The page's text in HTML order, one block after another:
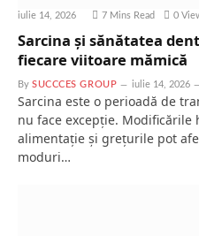
iulie 14, 2026 7 Mins Read 0
Sarcina și sănătatea
fiecare viitoare mămică
By SUCCCES GROUP iulie 14, 2026
Sarcina este o perioadă de
nu face excepție.
alimentație și grețurile pot
moduri…